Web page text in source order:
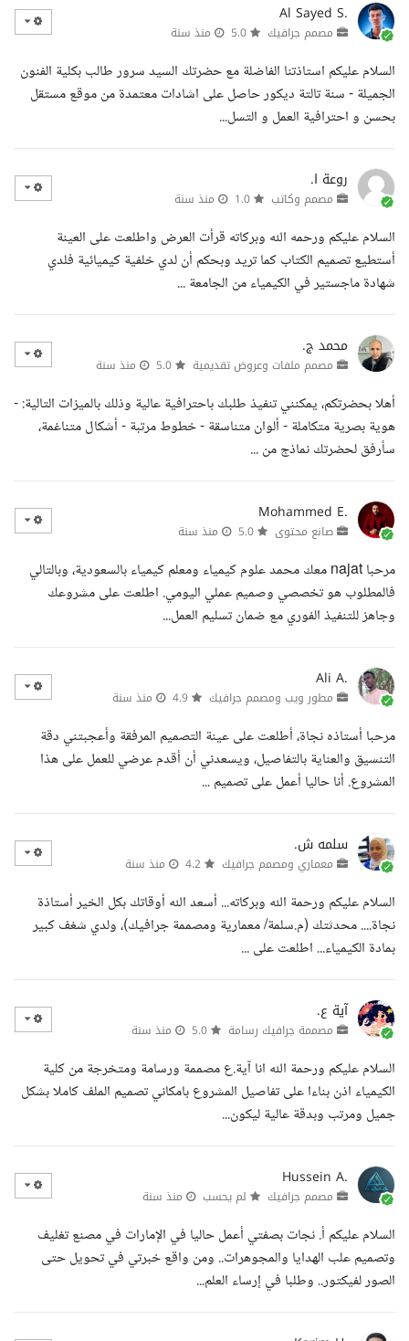
Al Sayed S.
مصمم جرافيك منذ سنة
السلام عليكم استاذتنا الفاضلة مع حضرتك السيد سرور طالب بكلية الفنون
الجميلة - سنة تالتة ديكور حاصل على اشادات معتمدة من موقع مستقل
بحسن و احترافية العمل و التسل...
روعة ا.
مصمم وكاتب منذ سنة
السلام عليكم ورحمه الله وبركاته قرأت العرض واطلعت على العينة
أستطيع تصميم الكتاب كما تريد وبحكم أن لدي خلفية كيميائية فلدي
شهادة ماجستير في الكيمياء من الجامعة ...
محمد ج.
مصمم ملفات وعروض تقديمية منذ سنة
أهلا بحضرتكم، يمكنني تنفيذ طلبك باحترافية عالية وذلك بالميزات التالية: -
هوية بصرية متكاملة - ألوان متناسقة - خطوط مرتبة - أشكال متناغمة،
سأرفق لحضرتك نماذج من ...
Mohammed E.
صانع محتوى منذ سنة
مرحبا najat معك محمد علوم كيمياء ومعلم كيمياء بالسعودية، وبالتالي
فالمطلوب هو تخصصي وصميم عملي اليومي. اطلعت على مشروعك
وجاهز للتنفيذ الفوري مع ضمان تسليم العمل...
Ali A.
مطور ويب ومصمم جرافيك منذ سنة
مرحبا أستاذه نجاة، أطلعت على عينة التصميم المرفقة وأعجبتني دقة
التنسيق والعناية بالتفاصيل، ويسعدني أن أقدم عرضي للعمل على هذا
المشروع. أنا حاليا أعمل على تصميم ...
سلمه ش.
معماري ومصمم جرافيك منذ سنة
السلام عليكم ورحمة الله وبركاته... أسعد الله أوقاتك بكل الخير أستاذة
نجاة.... محدثتك (م.سلمة/ معمارية ومصممة جرافيك)، ولدي شغف كبير
بمادة الكيمياء... اطلعت على ...
آية ع.
مصممة جرافيك رسامة منذ سنة
السلام عليكم ورحمة الله انا آية.ع مصممة ورسامة ومتخرجة من كلية
الكيمياء اذن بناءا على تفاصيل المشروع بامكاني تصميم الملف كاملا بشكل
جميل ومرتب وبدقة عالية ليكون...
Hussein A.
مصمم جرافيك لم يحسب منذ سنة
السلام عليكم أ. نجات بصفتي أعمل حاليا في الإمارات في مصنع تغليف
وتصميم علب الهدايا والمجوهرات.. ومن واقع خبرتي في تحويل حتى
الصور لفيكتور.. وطلبا في إرساء العلم...